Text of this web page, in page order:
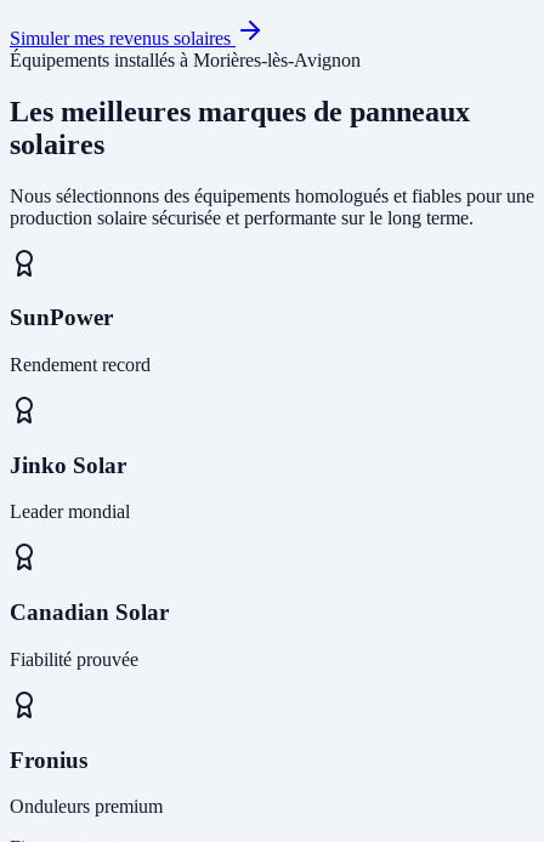
Simuler mes revenus solaires
Équipements installés à Morières-lès-Avignon
Les meilleures marques de panneaux
solaires
Nous sélectionnons des équipements homologués et fiables pour une
production solaire sécurisée et performante sur le long terme.
SunPower
Rendement record
Jinko Solar
Leader mondial
Canadian Solar
Fiabilité prouvée
Fronius
Onduleurs premium